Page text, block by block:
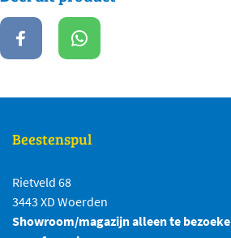
Beestenspul
Rietveld 68
3443 XD Woerden
Showroom/magazijn alleen te